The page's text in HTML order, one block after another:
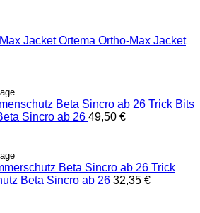
Ortema Ortho-Max Jacket
Trick Bits
Sincro ab 26 49,50 €
Trick
Beta Sincro ab 26 32,35 €